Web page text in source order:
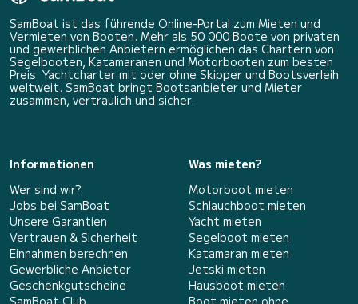
SamBoat ist das führende Online-Portal zum Mieten und
Vermieten von Booten. Mehr als 50 000 Boote von privaten
und gewerblichen Anbietern ermöglichen das Chartern von
Segelbooten, Katamaranen und Motorbooten zum besten
Preis. Yachtcharter mit oder ohne Skipper und Bootsverleih
weltweit. SamBoat bringt Bootsanbieter und Mieter
zusammen, vertraulich und sicher.
Informationen
Wer sind wir?
Jobs bei SamBoat
Unsere Garantien
Vertrauen & Sicherheit
Einnahmen berechnen
Gewerbliche Anbieter
Geschenkgutscheine
SamBoat Club
Was mieten?
Motorboot mieten
Schlauchboot mieten
Yacht mieten
Segelboot mieten
Katamaran mieten
Jetski mieten
Hausboot mieten
Boot mieten ohne